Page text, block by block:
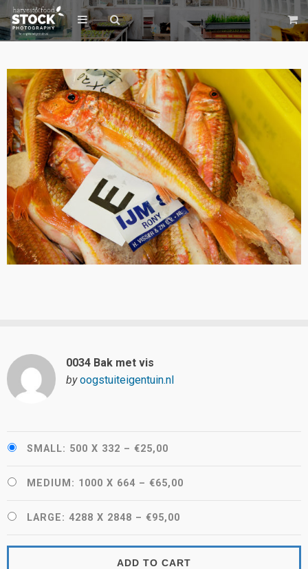
0034 Bak met vis
by oogstuiteigentuin.nl
SMALL: 500 X 332 – €25,00
MEDIUM: 1000 X 664 – €65,00
LARGE: 4288 X 2848 – €95,00
ADD TO CART